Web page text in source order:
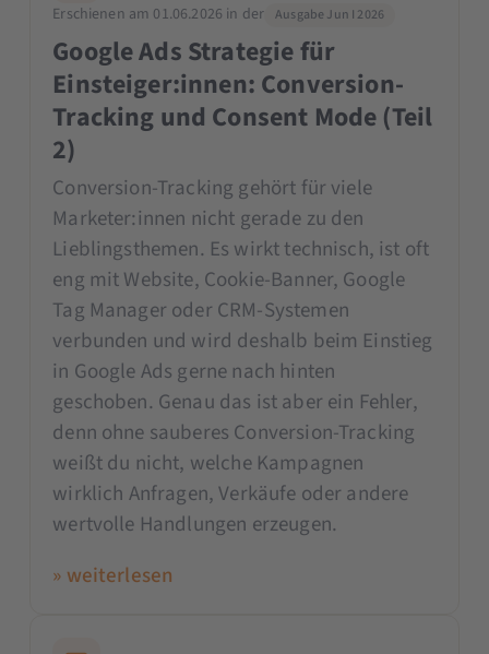
Erschienen am 01.06.2026 in der Ausgabe Jun I 2026
Google Ads Strategie für
Einsteiger:innen: Conversion-
Tracking und Consent Mode (Teil
2)
Conversion-Tracking gehört für viele
Marketer:innen nicht gerade zu den
Lieblingsthemen. Es wirkt technisch, ist oft
eng mit Website, Cookie-Banner, Google
Tag Manager oder CRM-Systemen
verbunden und wird deshalb beim Einstieg
in Google Ads gerne nach hinten
geschoben. Genau das ist aber ein Fehler,
denn ohne sauberes Conversion-Tracking
weißt du nicht, welche Kampagnen
wirklich Anfragen, Verkäufe oder andere
wertvolle Handlungen erzeugen.
» weiterlesen